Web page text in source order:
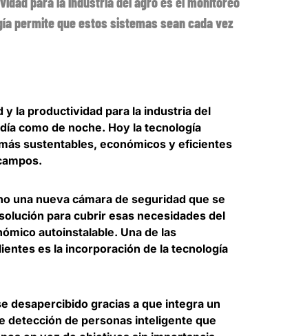
permite que estos sistemas sean cada vez
y la productividad para la industria del
como de noche. Hoy la tecnología
sustentables, económicos y eficientes
una nueva cámara de seguridad que se
para cubrir esas necesidades del
autoinstalable. Una de las
es la incorporación de la tecnología
desapercibido gracias a que integra un
detección de personas inteligente que